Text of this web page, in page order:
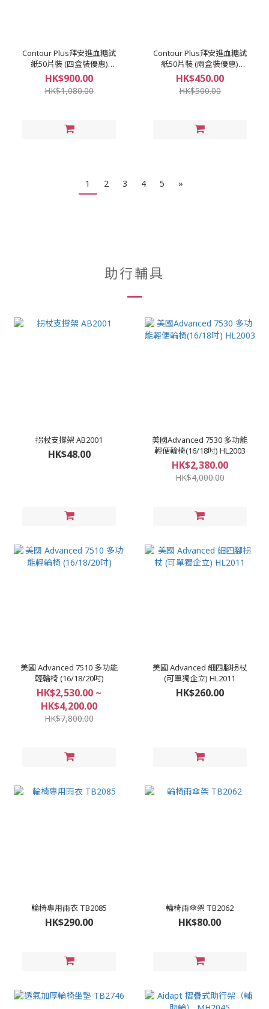
Contour Plus拜安進血糖試
紙50片裝 (四盒裝優惠)
BY2002
HK$900.00
HK$1,080.00
Contour Plus拜安進血糖試
紙50片裝 (兩盒裝優惠)
BY2002
HK$450.00
HK$500.00
1 2 3 4 5 »
助行輔具
拐杖支撐架 AB2001
HK$48.00
美國Advanced 7530 多功能
輕便輪椅(16/18吋) HL2003
HK$2,380.00
HK$4,000.00
美國 Advanced 7510 多功能
輕輪椅 (16/18/20吋)
HK$2,530.00 ~
HK$4,200.00
HK$7,800.00
美國 Advanced 細四腳拐杖
(可單獨企立) HL2011
HK$260.00
輪椅專用雨衣 TB2085
HK$290.00
輪椅雨傘架 TB2062
HK$80.00